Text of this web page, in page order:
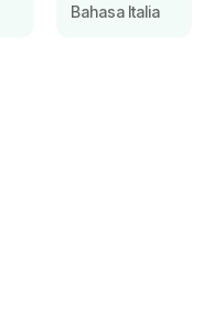
Bahasa Italia